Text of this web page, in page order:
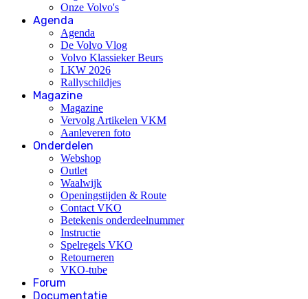
Onze Volvo's
Agenda
Agenda
De Volvo Vlog
Volvo Klassieker Beurs
LKW 2026
Rallyschildjes
Magazine
Magazine
Vervolg Artikelen VKM
Aanleveren foto
Onderdelen
Webshop
Outlet
Waalwijk
Openingstijden & Route
Contact VKO
Betekenis onderdeelnummer
Instructie
Spelregels VKO
Retourneren
VKO-tube
Forum
Documentatie